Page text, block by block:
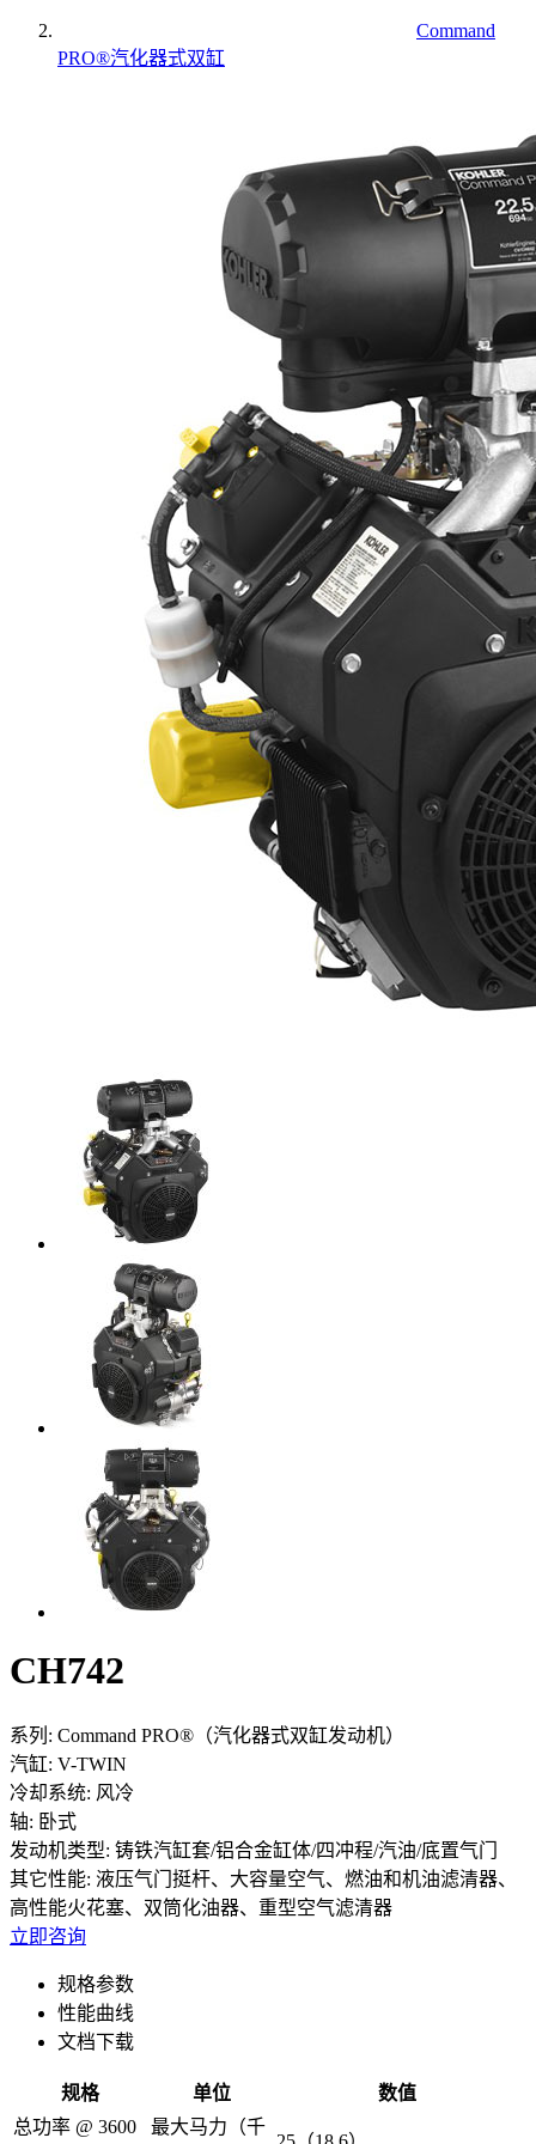
Command
PRO®汽化器式双缸
CH742
系列: Command PRO®（汽化器式双缸发动机）
汽缸: V-TWIN
冷却系统: 风冷
轴: 卧式
发动机类型: 铸铁汽缸套/铝合金缸体/四冲程/汽油/底置气门
其它性能: 液压气门挺杆、大容量空气、燃油和机油滤清器、
高性能火花塞、双筒化油器、重型空气滤清器
立即咨询
规格参数
性能曲线
文档下载
规格 单位
数值
总功率 @ 3600
最大马力（千